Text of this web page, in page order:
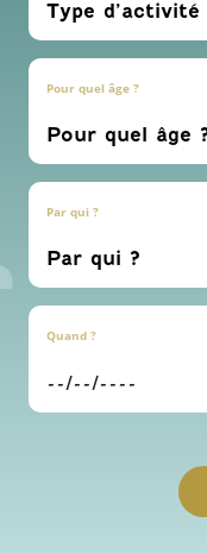
Pour quel âge ?
Par qui ?
Quand ?